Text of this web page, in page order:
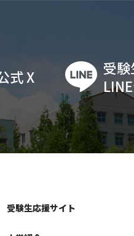
式 X
受
受験生応援サイト